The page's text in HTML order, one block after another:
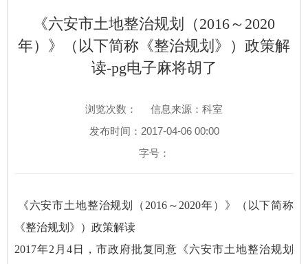
《六安市土地整治规划（2016～2020
年）》（以下简称《整治规划》）政策解
读-pg电子麻将胡了
浏览次数：
信息来源：科室
发布时间：2017-04-06 00:00
字号：
《六安市土地整治规划（2016～2020年）》（以下简称
《整治规划》）政策解读
2017年2月4日，市政府批复同意《六安市土地整治规划